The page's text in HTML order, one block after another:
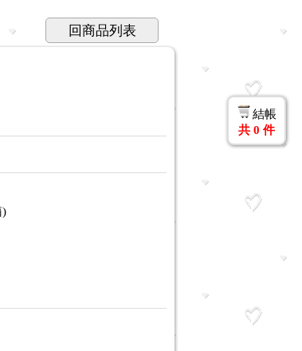
回商品列表
)
結帳
共 0 件